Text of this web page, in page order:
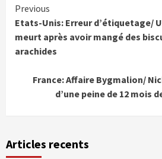
Continue
Reading
Previous
Etats-Unis: Erreur d’étiquetage/
meurt après avoir mangé des
arachides
France: Affaire Bygmalion/
d’une peine de 12 mois
Articles recents